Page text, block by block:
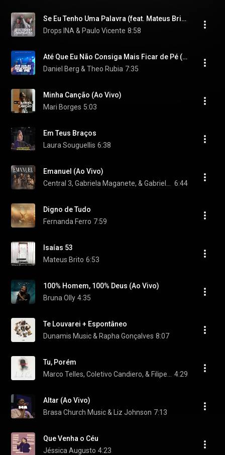
Se Eu Tenho Uma Palavra (feat. Mateus Brito)
Drops INA & Paulo Vicente 8:58
Até Que Eu Não Consiga Mais Ficar de Pé (Ao Vivo)
Daniel Berg & Theo Rubia 7:35
Minha Canção (Ao Vivo)
Mari Borges 5:03
Em Teus Braços
Laura Souguellis 6:38
Emanuel (Ao Vivo)
6:44
Digno de Tudo
Fernanda Ferro 7:59
Isaías 53
Mateus Brito 6:53
100% Homem, 100% Deus (Ao Vivo)
Bruna Olly 4:35
Te Louvarei + Espontâneo
Dunamis Music & Rapha Gonçalves 8:07
Tu, Porém
4:29
Altar (Ao Vivo)
Brasa Church Music & Liz Johnson 7:13
Que Venha o Céu
Jéssica Augusto 4:23